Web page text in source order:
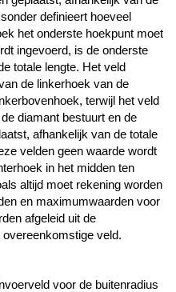
definieert hoeveel
het onderste hoekpunt moet
ingevoerd, is de onderste
totale lengte. Het veld
de linkerhoek van de
terwijl het veld
diamant bestuurt en de
afhankelijk van de totale
velden geen waarde wordt
in het midden ten
altijd moet rekening worden
en maximumwaarden voor
afgeleid uit de
veld.
voor de buitenradius